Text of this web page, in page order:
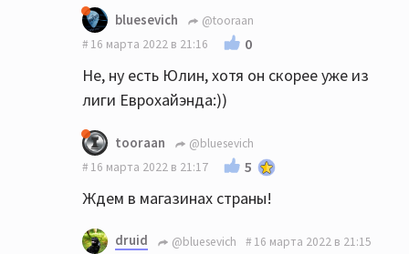
bluesevich
@tooraan
16 марта 2022 в 21:16
0
Не, ну есть Юлин, хотя он скорее уже из
лиги Еврохайэнда:))
tooraan
@bluesevich
16 марта 2022 в 21:17
5
Ждем в магазинах страны!
druid @bluesevich 16 марта 2022 в 21:15